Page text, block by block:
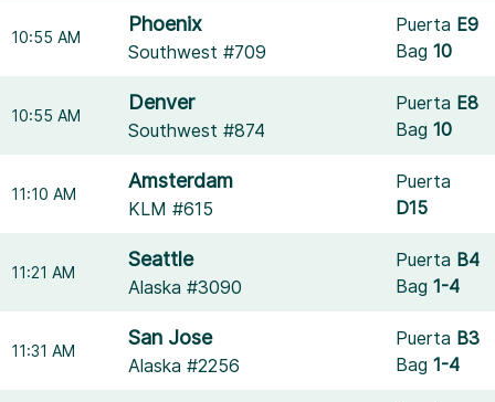
10:55 AM
Phoenix
Southwest #709
Puerta E9
Bag10
10:55 AM
Denver
Southwest #874
Puerta E8
Bag10
11:10 AM
Amsterdam
KLM #615
Puerta
D15
11:21 AM
Seattle
Alaska #3090
Puerta B4
Bag1-4
11:31 AM
San Jose
Alaska #2256
Puerta B3
Bag1-4